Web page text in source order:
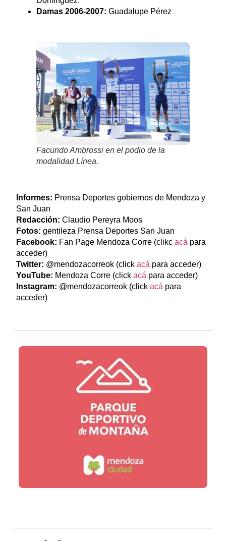
Damas 2006-2007: Guadalupe Pérez
Facundo Ambrossi en el podio de la
modalidad Línea.
Informes: Prensa Deportes gobiernos de Mendoza y
San Juan
Redacción: Claudio Pereyra Moos
Fotos: gentileza Prensa Deportes San Juan
Facebook: Fan Page Mendoza Corre (clikc acá para
acceder)
Twitter: @mendozacorreok (click acá para acceder)
YouTube: Mendoza Corre (click acá para acceder)
Instagram: @mendozacorreok (click acá para
acceder)